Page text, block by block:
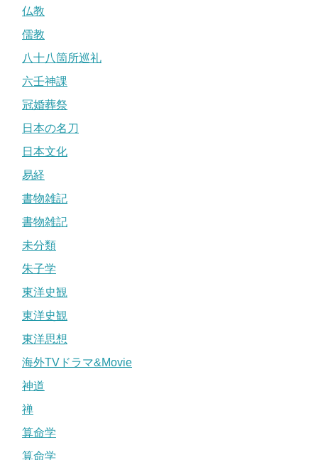
仏教
儒教
八十八箇所巡礼
六壬神課
冠婚葬祭
日本の名刀
日本文化
易経
書物雑記
書物雑記
未分類
朱子学
東洋史観
東洋史観
東洋思想
海外TVドラマ&Movie
神道
禅
算命学
算命学